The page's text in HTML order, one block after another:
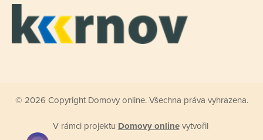
© 2026 Copyright Domovy online. Všechna práva vyhrazena.
V rámci projektu Domovy onlinevytvořil